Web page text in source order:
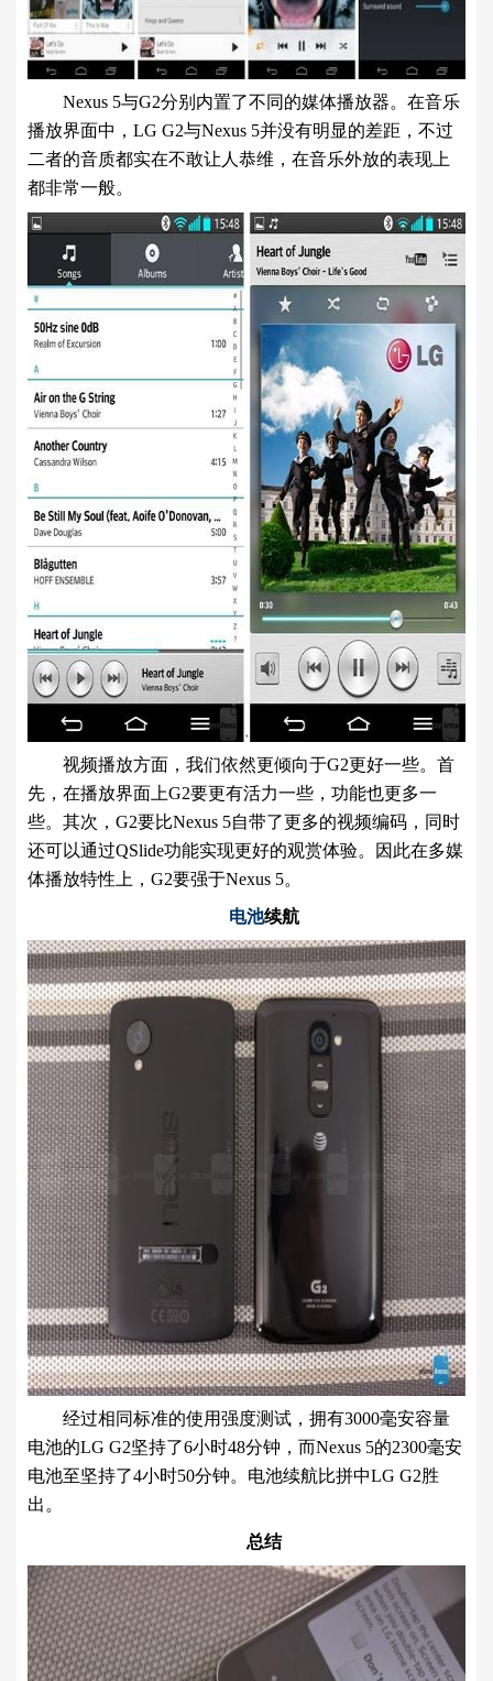
Nexus 5与G2分别内置了不同的媒体播放器。在音乐
播放界面中，LG G2与Nexus 5并没有明显的差距，不过
二者的音质都实在不敢让人恭维，在音乐外放的表现上
都非常一般。
视频播放方面，我们依然更倾向于G2更好一些。首
先，在播放界面上G2要更有活力一些，功能也更多一
些。其次，G2要比Nexus 5自带了更多的视频编码，同时
还可以通过QSlide功能实现更好的观赏体验。因此在多媒
体播放特性上，G2要强于Nexus 5。
电池续航
经过相同标准的使用强度测试，拥有3000毫安容量
电池的LG G2坚持了6小时48分钟，而Nexus 5的2300毫安
电池至坚持了4小时50分钟。电池续航比拼中LG G2胜
出。
总结